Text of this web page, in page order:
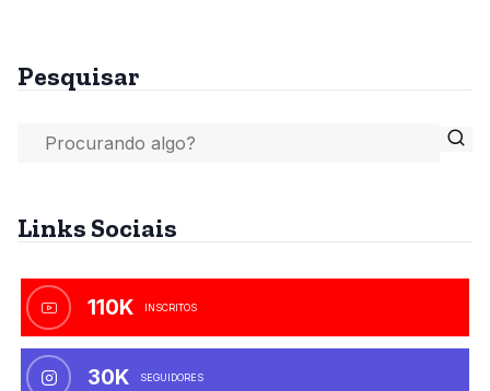
Pesquisar
Links Sociais
110K INSCRITOS
30K SEGUIDORES